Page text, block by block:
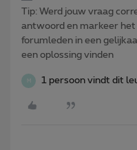
Tip: Werd jouw vraag
antwoord en markeer
forumleden in een
een oplossing vinden
M 1 persoon vindt dit